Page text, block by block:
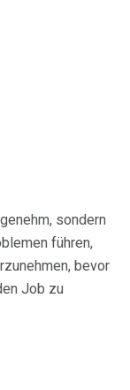
sondern
führen,
bevor
Job zu